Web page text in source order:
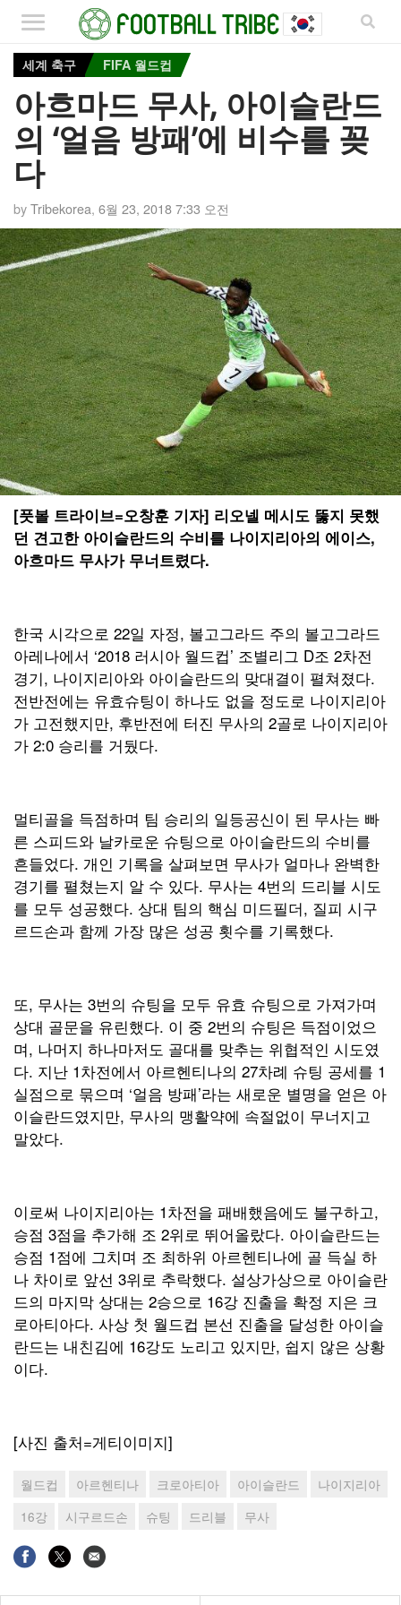
세계 축구 FIFA 월드컵
아흐마드 무사, 아이슬란드
의 ‘얼음 방패’에 비수를 꽂
다
byTribekorea, 6월 23, 2018 7:33 오전
[풋볼 트라이브=오창훈 기자] 리오넬 메시도 뚫지 못했
던 견고한 아이슬란드의 수비를 나이지리아의 에이스,
아흐마드 무사가 무너트렸다.
한국 시각으로 22일 자정, 볼고그라드 주의 볼고그라드
아레나에서 ‘2018 러시아 월드컵’ 조별리그 D조 2차전
경기, 나이지리아와 아이슬란드의 맞대결이 펼쳐졌다.
전반전에는 유효슈팅이 하나도 없을 정도로 나이지리아
가 고전했지만, 후반전에 터진 무사의 2골로 나이지리아
가 2:0 승리를 거뒀다.
멀티골을 득점하며 팀 승리의 일등공신이 된 무사는 빠
른 스피드와 날카로운 슈팅으로 아이슬란드의 수비를
흔들었다. 개인 기록을 살펴보면 무사가 얼마나 완벽한
경기를 펼쳤는지 알 수 있다. 무사는 4번의 드리블 시도
를 모두 성공했다. 상대 팀의 핵심 미드필더, 질피 시구
르드손과 함께 가장 많은 성공 횟수를 기록했다.
또, 무사는 3번의 슈팅을 모두 유효 슈팅으로 가져가며
상대 골문을 유린했다. 이 중 2번의 슈팅은 득점이었으
며, 나머지 하나마저도 골대를 맞추는 위협적인 시도였
다. 지난 1차전에서 아르헨티나의 27차례 슈팅 공세를 1
실점으로 묶으며 ‘얼음 방패’라는 새로운 별명을 얻은 아
이슬란드였지만, 무사의 맹활약에 속절없이 무너지고
말았다.
이로써 나이지리아는 1차전을 패배했음에도 불구하고,
승점 3점을 추가해 조 2위로 뛰어올랐다. 아이슬란드는
승점 1점에 그치며 조 최하위 아르헨티나에 골 득실 하
나 차이로 앞선 3위로 추락했다. 설상가상으로 아이슬란
드의 마지막 상대는 2승으로 16강 진출을 확정 지은 크
로아티아다. 사상 첫 월드컵 본선 진출을 달성한 아이슬
란드는 내친김에 16강도 노리고 있지만, 쉽지 않은 상황
이다.
[사진 출처=게티이미지]
월드컵 아르헨티나 크로아티아 아이슬란드
나이지리아
16강
시구르드손 슈팅 드리블 무사